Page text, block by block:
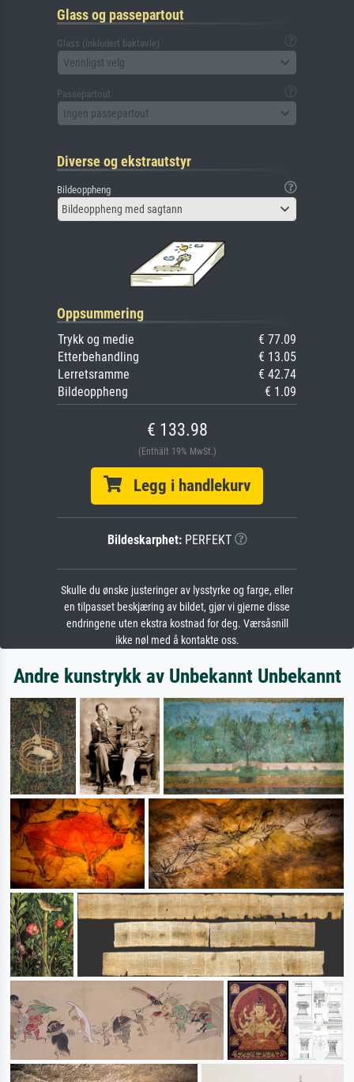
Glass og passepartout
Glass (inkludert baktavle)
Vennligst velg
Passepartout
Ingen passepartout
Diverse og ekstrautstyr
Bildeoppheng
Bildeoppheng med sagtann
Oppsummering
Trykk og medie
€ 77.09
Etterbehandling
€ 13.05
Lerretsramme
€ 42.74
Bildeoppheng
€ 1.09
€ 133.98
(Enthält 19% MwSt.)
Legg i handlekurv
Bildeskarphet:PERFEKT
Skulle du ønske justeringer av lysstyrke og farge, eller
en tilpasset beskjæring av bildet, gjør vi gjerne disse
endringene uten ekstra kostnad for deg. Værsåsnill
ikke nøl med å kontakte oss.
Andre kunstrykk av Unbekannt Unbekannt